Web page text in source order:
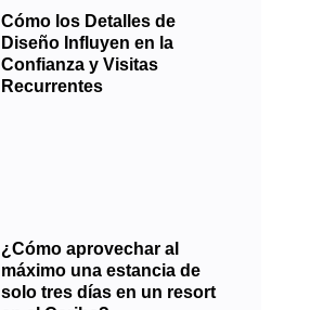
Cómo los Detalles de
Diseño Influyen en la
Confianza y Visitas
Recurrentes
¿Cómo aprovechar al
máximo una estancia de
solo tres días en un resort